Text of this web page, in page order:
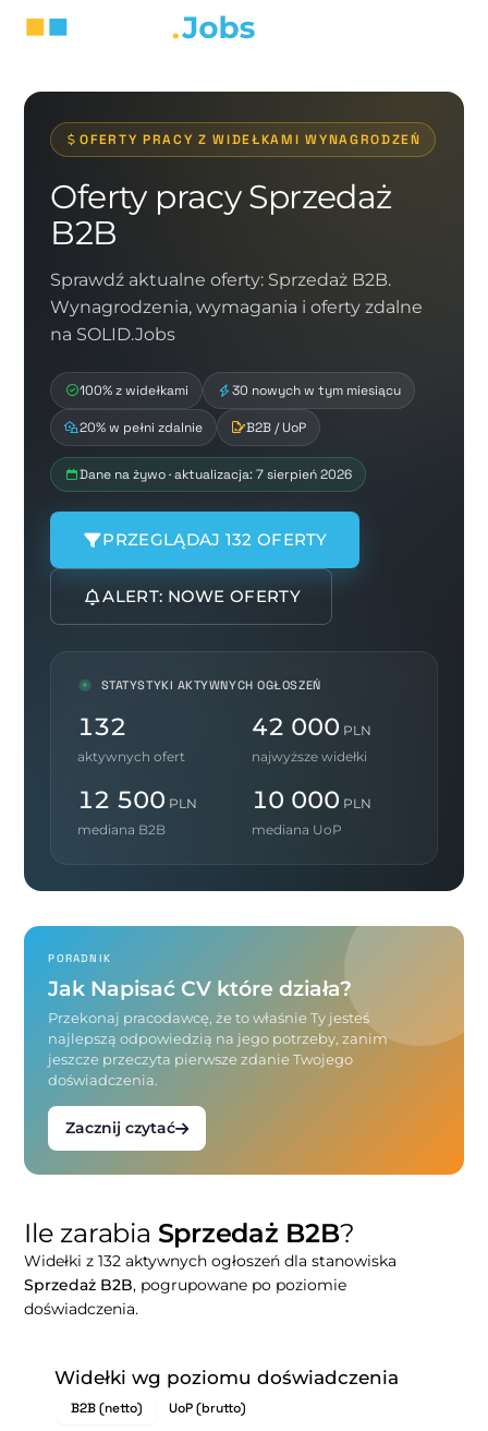
OFERTY PRACY Z WIDEŁKAMI WYNAGRODZEŃ
Oferty pracy Sprzedaż
B2B
Sprawdź aktualne oferty: Sprzedaż B2B.
Wynagrodzenia, wymagania i oferty zdalne
na SOLID.Jobs
100% z widełkami 30 nowych w tym miesiącu
20% w pełni zdalnie B2B / UoP
Dane na żywo · aktualizacja: 7 sierpień 2026
PRZEGLĄDAJ 132 OFERTY
ALERT: NOWE OFERTY
STATYSTYKI AKTYWNYCH OGŁOSZEŃ
132
aktywnych ofert
42 000 PLN
najwyższe widełki
12 500 PLN
mediana B2B
10 000 PLN
mediana UoP
PORADNIK
Jak Napisać CV które działa?
Przekonaj pracodawcę, że to właśnie Ty jesteś
najlepszą odpowiedzią na jego potrzeby, zanim
jeszcze przeczyta pierwsze zdanie Twojego
doświadczenia.
Zacznij czytać
Ile zarabia Sprzedaż B2B?
Widełki z 132 aktywnych ogłoszeń dla stanowiska
Sprzedaż B2B, pogrupowane po poziomie
doświadczenia.
Widełki wg poziomu doświadczenia
B2B (netto) UoP (brutto)